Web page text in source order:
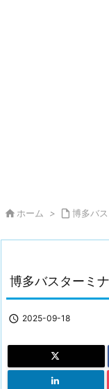
 ホーム >  博多バ
博多バスターミ
 2025-09-18